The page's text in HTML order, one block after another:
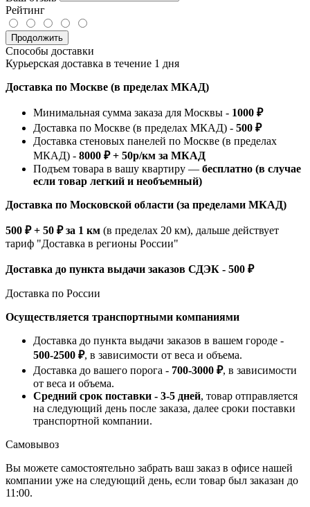
Рейтинг
Продолжить
Способы доставки
Курьерская доставка в течение 1 дня
Доставка по Москве (в пределах МКАД)
Минимальная сумма заказа для Москвы - 1000 ₽
Доставка по Москве (в пределах МКАД) - 500 ₽
Доставка стеновых панелей по Москве (в пределах
МКАД) - 8000 ₽ + 50р/км за МКАД
Подъем товара в вашу квартиру — бесплатно (в случае
если товар легкий и необъемный)
Доставка по Московской области (за пределами МКАД)
500 ₽ + 50 ₽ за 1 км (в пределах 20 км), дальше действует
тариф "Доставка в регионы России"
Доставка до пункта выдачи заказов СДЭК - 500 ₽
Доставка по России
Осуществляется транспортными компаниями
Доставка до пункта выдачи заказов в вашем городе -
500-2500 ₽, в зависимости от веса и объема.
Доставка до вашего порога - 700-3000 ₽, в зависимости
от веса и объема.
Средний срок поставки - 3-5 дней, товар отправляется
на следующий день после заказа, далее сроки поставки
транспортной компании.
Самовывоз
Вы можете самостоятельно забрать ваш заказ в офисе нашей
компании уже на следующий день, если товар был заказан до
11:00.